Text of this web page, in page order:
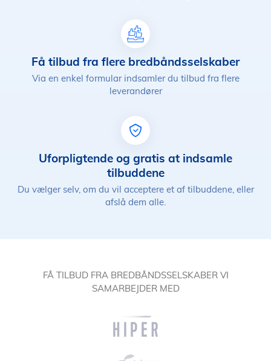
Få tilbud fra flere bredbåndsselskaber
Via en enkel formular indsamler du tilbud fra flere
leverandører
Uforpligtende og gratis at indsamle
tilbuddene
Du vælger selv, om du vil acceptere et af tilbuddene, eller
afslå dem alle.
FÅ TILBUD FRA BREDBÅNDSSELSKABER VI
SAMARBEJDER MED